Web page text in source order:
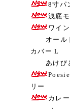
8寸パ
浅底
ワイ
オール
カバー L
あけび
リー
カレ